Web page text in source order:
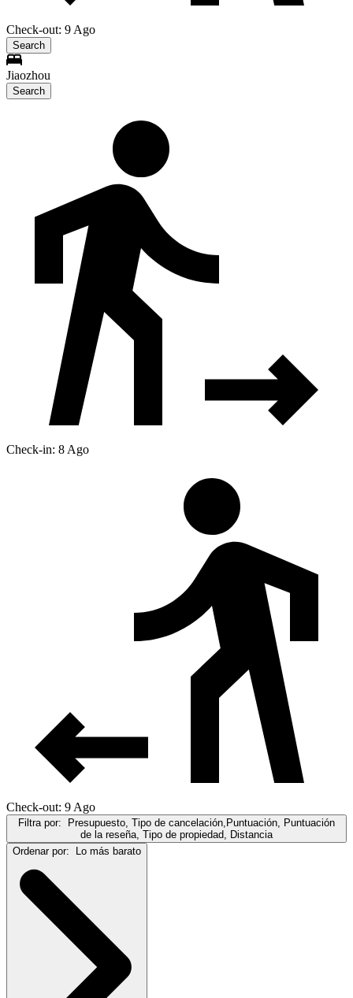
Check-out: 9 Ago
Search
Jiaozhou
Search
Check-in: 8 Ago
Check-out: 9 Ago
Filtra por:
Presupuesto, Tipo de cancelación,Puntuación, Puntuación
de la reseña, Tipo de propiedad, Distancia
Ordenar por:
Lo más barato